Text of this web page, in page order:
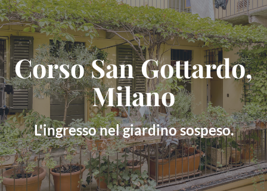
Skip
to
content
Corso San Gottardo,
Milano
L'ingresso nel giardino sospeso.